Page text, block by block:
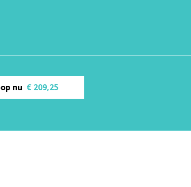
nu € 209,25